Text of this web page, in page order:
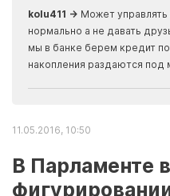
kolu411 → Может
нормально а не давать
мы в банке берем кредит
накопления раздаются под
11.05.2016, 10:50
В Парламенте